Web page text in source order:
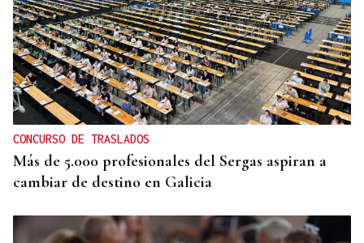
TRIBUNA
Una crisis migratoria y una crisis sanitaria
CONCURSO DE TRASLADOS
Más de 5.000 profesionales del Sergas aspiran a
cambiar de destino en Galicia